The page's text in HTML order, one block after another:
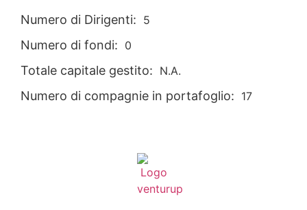
Numero di Dirigenti: 5
Numero di fondi: 0
Totale capitale gestito: N.A.
Numero di compagnie in portafoglio: 17